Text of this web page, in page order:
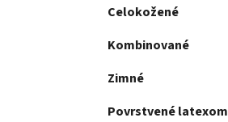
Celokožené
Kombinované
Zimné
Povrstvené latexom